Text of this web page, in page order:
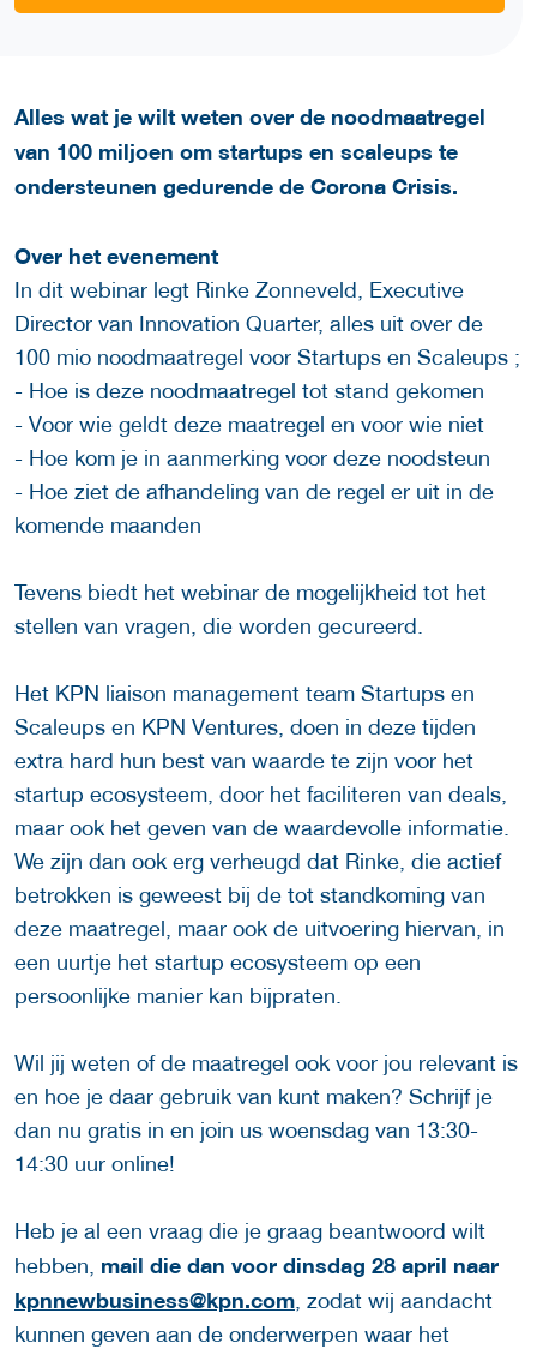
Alles wat je wilt weten over de noodmaatregel
van 100 miljoen om startups en scaleups te
ondersteunen gedurende de Corona Crisis.
Over het evenement
In dit webinar legt Rinke Zonneveld, Executive
Director van Innovation Quarter, alles uit over de
100 mio noodmaatregel voor Startups en Scaleups ;
- Hoe is deze noodmaatregel tot stand gekomen
- Voor wie geldt deze maatregel en voor wie niet
- Hoe kom je in aanmerking voor deze noodsteun
- Hoe ziet de afhandeling van de regel er uit in de
komende maanden
Tevens biedt het webinar de mogelijkheid tot het
stellen van vragen, die worden gecureerd.
Het KPN liaison management team Startups en
Scaleups en KPN Ventures, doen in deze tijden
extra hard hun best van waarde te zijn voor het
startup ecosysteem, door het faciliteren van deals,
maar ook het geven van de waardevolle informatie.
We zijn dan ook erg verheugd dat Rinke, die actief
betrokken is geweest bij de tot standkoming van
deze maatregel, maar ook de uitvoering hiervan, in
een uurtje het startup ecosysteem op een
persoonlijke manier kan bijpraten.
Wil jij weten of de maatregel ook voor jou relevant is
en hoe je daar gebruik van kunt maken? Schrijf je
dan nu gratis in en join us woensdag van 13:30-
14:30 uur online!
Heb je al een vraag die je graag beantwoord wilt
hebben, mail die dan voor dinsdag 28 april naar
kpnnewbusiness@kpn.com , zodat wij aandacht
kunnen geven aan de onderwerpen waar het